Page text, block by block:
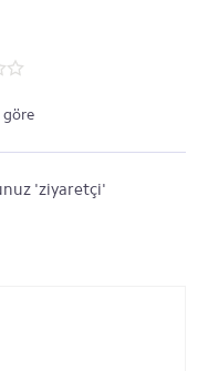
göre
'ziyaretçi'